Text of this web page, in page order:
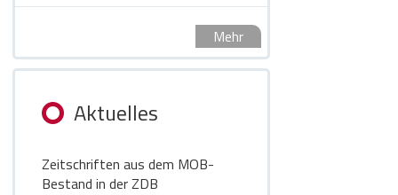
Mehr
Aktuelles
Zeitschriften aus dem MOB-
Bestand in der ZDB